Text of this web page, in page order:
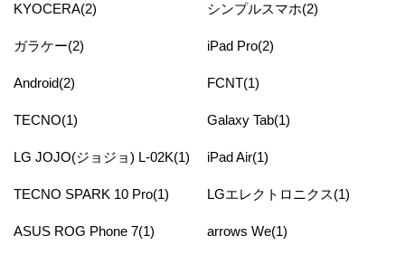
KYOCERA(2) シンプルスマホ(2)
ガラケー(2) iPad Pro(2)
Android(2) FCNT(1)
TECNO(1) Galaxy Tab(1)
LG JOJO(ジョジョ) L-02K(1) iPad Air(1)
TECNO SPARK 10 Pro(1) LGエレクトロニクス(1)
ASUS ROG Phone 7(1) arrows We(1)